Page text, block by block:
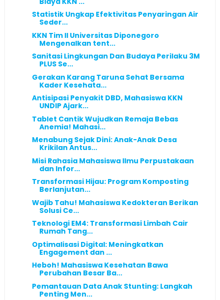
Statistik Ungkap Efektivitas Penyaringan Air
Seder...
KKN Tim II Universitas Diponegoro
Mengenalkan tent...
Sanitasi Lingkungan Dan Budaya Perilaku 3M
PLUS Se...
Gerakan Karang Taruna Sehat Bersama
Kader Kesehata...
Antisipasi Penyakit DBD, Mahasiswa KKN
UNDIP Ajark...
Tablet Cantik Wujudkan Remaja Bebas
Anemia! Mahasi...
Menabung Sejak Dini: Anak-Anak Desa
Krikilan Antus...
Misi Rahasia Mahasiswa Ilmu Perpustakaan
dan Infor...
Transformasi Hijau: Program Komposting
Berlanjutan...
Wajib Tahu! Mahasiswa Kedokteran Berikan
Solusi Ce...
Teknologi EM4: Transformasi Limbah Cair
Rumah Tang...
Optimalisasi Digital: Meningkatkan
Engagement dan ...
Heboh! Mahasiswa Kesehatan Bawa
Perubahan Besar Ba...
Pemantauan Data Anak Stunting: Langkah
Penting Men...